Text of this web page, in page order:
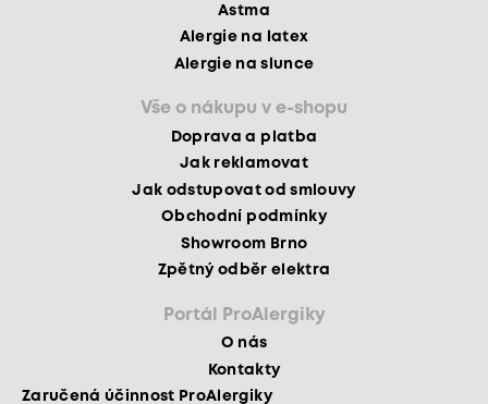
Astma
Alergie na latex
Alergie na slunce
Vše o nákupu v e-shopu
Doprava a platba
Jak reklamovat
Jak odstupovat od smlouvy
Obchodní podmínky
Showroom Brno
Zpětný odběr elektra
Portál ProAlergiky
O nás
Kontakty
Zaručená účinnost ProAlergiky